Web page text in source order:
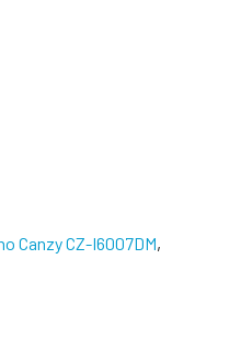
Canzy CZ-I6007DM,